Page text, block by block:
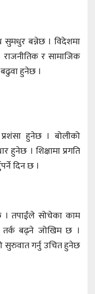
सुमधुर बन्नेछ । विदेशमा
र सामाजिक
हुनेछ ।
प्रशंसा हुनेछ । बोलीको
हुनेछ । शिक्षामा प्रगति
दिन छ ।
। तपाईंले सोचेका काम
बढ्ने जोखिम छ ।
सुरुवात गर्नु उचित हुनेछ